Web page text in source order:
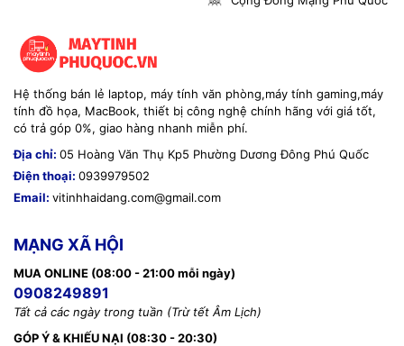
Hệ thống bán lẻ laptop, máy tính văn phòng,máy tính gaming,máy
tính đồ họa, MacBook, thiết bị công nghệ chính hãng với giá tốt,
có trả góp 0%, giao hàng nhanh miễn phí.
Địa chỉ: 05 Hoàng Văn Thụ Kp5 Phường Dương Đông Phú Quốc
Điện thoại: 0939979502
Email: vitinhhaidang.com@gmail.com
MẠNG XÃ HỘI
MUA ONLINE (08:00 - 21:00 mỗi ngày)
0908249891
Tất cả các ngày trong tuần (Trừ tết Âm Lịch)
GÓP Ý & KHIẾU NẠI (08:30 - 20:30)